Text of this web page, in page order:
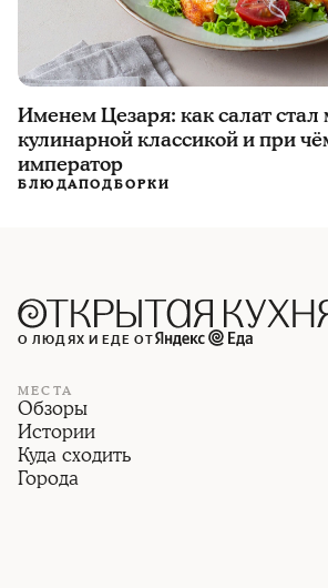
Именем Цезаря: как салат
кулинарной классикой и при
император
БЛЮДАПОДБОРКИ
О ЛЮДЯХ И ЕДЕ ОТ
МЕСТА
Обзоры
Истории
Куда сходить
Города